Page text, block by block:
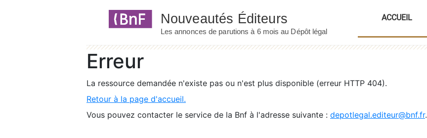
ACCUEIL
Erreur
La ressource demandée n'existe pas ou n'est plus disponible (erreur HTTP 404).
Retour à la page d'accueil.
Vous pouvez contacter le service de la Bnf à l'adresse suivante : depotlegal.editeur@bnf.fr.